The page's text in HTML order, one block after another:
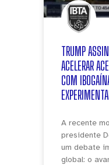
TRUMP
ACELERAR
COM
A recente
presidente
um debate
global: o